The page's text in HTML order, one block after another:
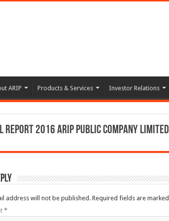
ARIP Products & Services Investor Relations
Report 2016 ARIP Public Company Limited
address will not be published. Required fields are marked
*